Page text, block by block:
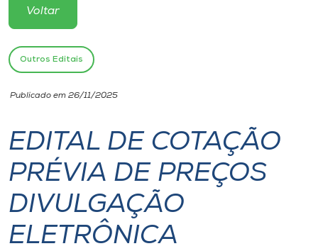
Portal de Ensino
Unoesc
Internacionalização
I.nova
Diplomados
Voltar
Outros Editais
Publicado em 26/11/2025
EDITAL DE COTAÇÃO
PRÉVIA DE PREÇOS
DIVULGAÇÃO
ELETRÔNICA